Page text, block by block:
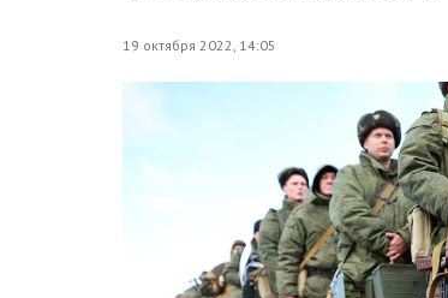
19 октября 2022, 14:05